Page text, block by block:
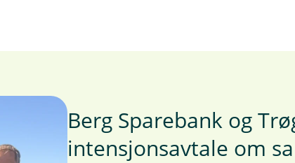
Berg Sparebank og
intensjonsavtale om